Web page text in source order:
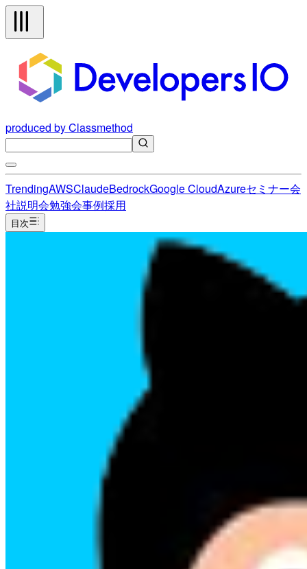
produced by Classmethod
TrendingAWSClaudeBedrockGoogle CloudAzureセミナー会
社説明会勉強会事例採用
目次